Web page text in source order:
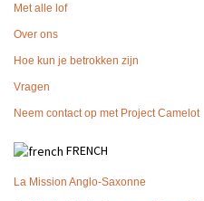
Met alle lof
Over ons
Hoe kun je betrokken zijn
Vragen
Neem contact op met Project Camelot
FRENCH
La Mission Anglo-Saxonne